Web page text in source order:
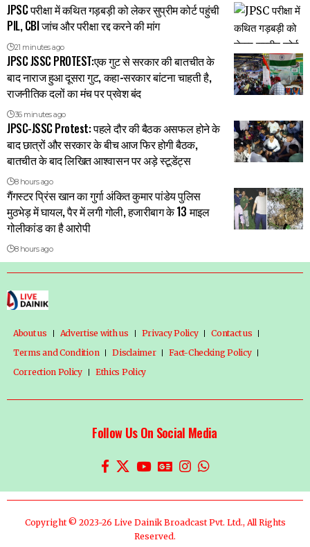
JPSC परीक्षा में कथित गड़बड़ी को लेकर सुप्रीम कोर्ट पहुंची
PIL, CBI जांच और परीक्षा रद्द करने की मांग
21 minutes ago
JPSC JSSC PROTEST:एक गुट से सरकार की बातचीत के
बाद नाराज हुआ दूसरा गुट, कहा-सरकार बांटना चाहती है,
राजनीतिक दलों का मंच पर प्रवेश बंद
36 minutes ago
JPSC-JSSC Protest: पहले दौर की बैठक असफल होने के
बाद छात्रों और सरकार के बीच आज फिर होगी बैठक,
बातचीत के बाद लिखित आश्वासन पर अड़े स्टूडेंट्स
8 hours ago
गैंगस्टर प्रिंस खान का गुर्गा अंकित कुमार पांडेय पुलिस
मुठभेड़ में घायल, पैर में लगी गोली, हजारीबाग के 13 माइल
गोलीकांड का है आरोपी
8 hours ago
About us Advertise with us Privacy Policy
Contact us
Terms and Condition
Disclaimer
Fact-Checking Policy
Correction Policy
Ethics Policy
Follow Us On Social Media
Copyright © 2023-26 Live Dainik Broadcast Pvt. Ltd., All Rights
Reserved.